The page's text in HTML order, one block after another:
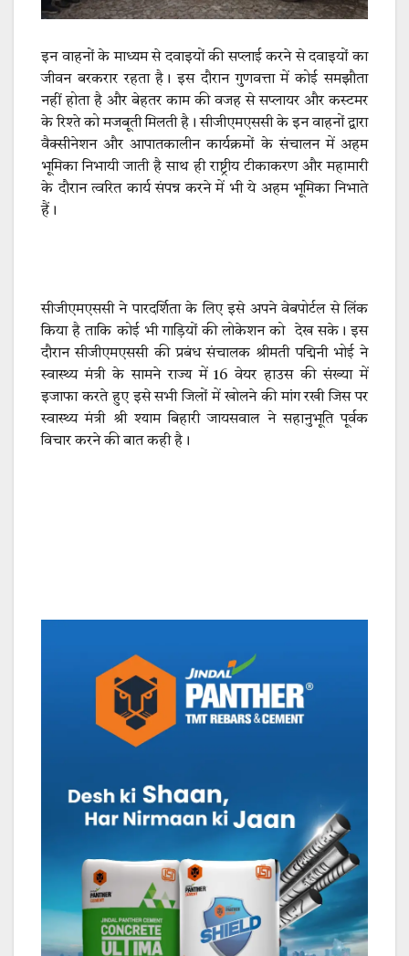
इन वाहनों के माध्यम से दवाइयों की सप्लाई करने से दवाइयों का
जीवन बरकरार रहता है। इस दौरान गुणवत्ता में कोई समझौता
नहीं होता है और बेहतर काम की वजह से सप्लायर और कस्टमर
के रिश्ते को मजबूती मिलती है। सीजीएमएससी के इन वाहनों द्वारा
वैक्सीनेशन और आपातकालीन कार्यक्रमों के संचालन में अहम
भूमिका निभायी जाती है साथ ही राष्ट्रीय टीकाकरण और महामारी
के दौरान त्वरित कार्य संपन्न करने में भी ये अहम भूमिका निभाते
हैं।
सीजीएमएससी ने पारदर्शिता के लिए इसे अपने वेबपोर्टल से लिंक
किया है ताकि कोई भी गाड़ियों की लोकेशन को देख सके। इस
दौरान सीजीएमएससी की प्रबंध संचालक श्रीमती पद्मिनी भोई ने
स्वास्थ्य मंत्री के सामने राज्य में 16 वेयर हाउस की संख्या में
इजाफा करते हुए इसे सभी जिलों में खोलने की मांग रखी जिस पर
स्वास्थ्य मंत्री श्री श्याम बिहारी जायसवाल ने सहानुभूति पूर्वक
विचार करने की बात कही है।